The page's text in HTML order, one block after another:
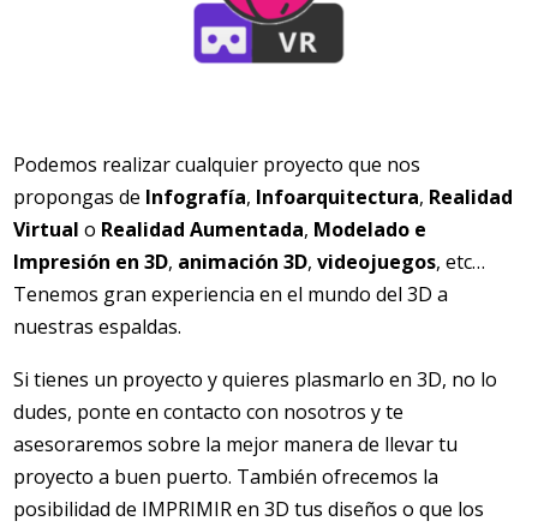
Podemos realizar cualquier proyecto que nos
propongas de Infografía, Infoarquitectura, Realidad
Virtual o Realidad Aumentada, Modelado e
Impresión en 3D, animación 3D,videojuegos, etc…
Tenemos gran experiencia en el mundo del 3D a
nuestras espaldas.
Si tienes un proyecto y quieres plasmarlo en 3D, no lo
dudes, ponte en contacto con nosotros y te
asesoraremos sobre la mejor manera de llevar tu
proyecto a buen puerto. También ofrecemos la
posibilidad de IMPRIMIR en 3D tus diseños o que los